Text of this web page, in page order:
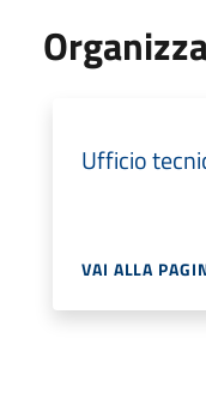
Ufficio
VAI ALLA